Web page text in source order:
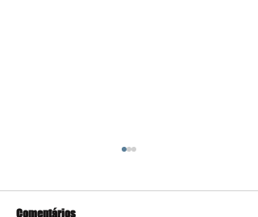
Comentários